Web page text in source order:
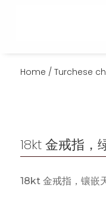
Home / Turchese
18kt 金戒指，
18kt 金戒指，镶嵌